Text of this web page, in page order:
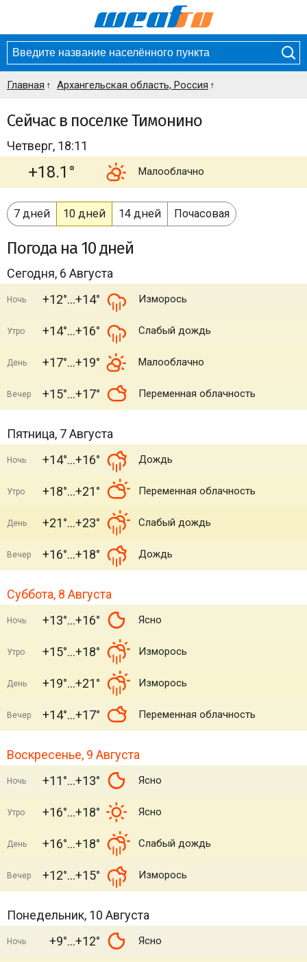
Главная Архангельская область, Россия
Сейчас в поселке Тимонино
Четверг, 18:11
+18.1° Малооблачно
7 дней 10 дней 14 дней Почасовая
Погода на 10 дней
Сегодня, 6 Августа
Ночь +12° +14° Изморось
Утро +14° +16° Слабый дождь
День +17° +19° Малооблачно
Вечер +15° +17° Переменная облачность
Пятница, 7 Августа
Ночь +14° +16° Дождь
Утро +18° +21° Переменная облачность
День +21° +23° Слабый дождь
Вечер +16° +18° Дождь
Суббота, 8 Августа
Ночь +13° +16° Ясно
Утро +15° +18° Изморось
День +19° +21° Изморось
Вечер +14° +17° Переменная облачность
Воскресенье, 9 Августа
Ночь +11° +13° Ясно
Утро +16° +18° Ясно
День +16° +18° Слабый дождь
Вечер +12° +15° Изморось
Понедельник, 10 Августа
Ночь +9° +12° Ясно